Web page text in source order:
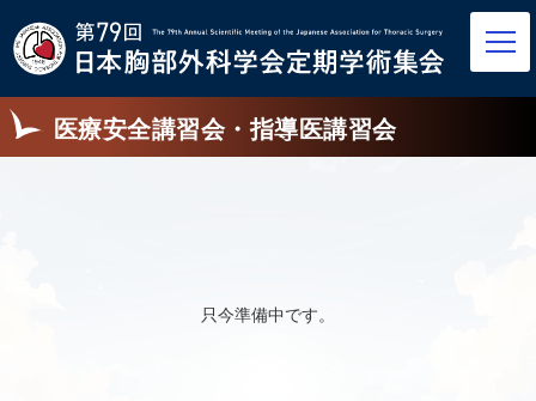
医療安全講習会・指導医講習会
只今準備中です。